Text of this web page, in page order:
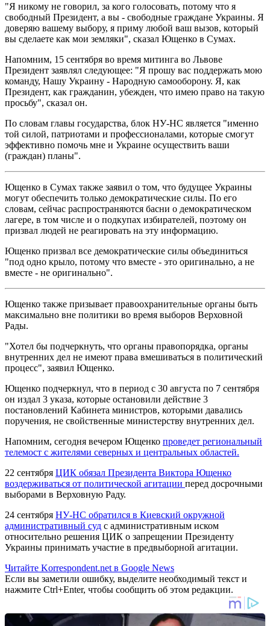
"Я никому не говорил, за кого голосовать, потому что я
свободный Президент, а вы - свободные граждане Украины. Я
доверяю вашему выбору, я приму любой ваш вызов, который
вы сделаете как мои земляки", сказал Ющенко в Сумах.
Напомним, 15 сентября во время митинга во Львове
Президент заявлял следующее: "Я прошу вас поддержать мою
команду, Нашу Украину - Народную самооборону. Я, как
Президент, как гражданин, убежден, что имею право на такую
просьбу", сказал он.
По словам главы государства, блок НУ-НС является "именно
той силой, патриотами и профессионалами, которые смогут
эффективно помочь мне и Украине осуществить ваши
(граждан) планы".
Ющенко в Сумах также заявил о том, что будущее Украины
могут обеспечить только демократические силы. По его
словам, сейчас распространяются басни о демократическом
лагере, в том числе и о подкупах избирателей, поэтому он
призвал людей не реагировать на эту информацию.
Ющенко призвал все демократические силы объединиться
"под одно крыло, потому что вместе - это оригинально, а не
вместе - не оригинально".
Ющенко также призывает правоохранительные органы быть
максимально вне политики во время выборов Верховной
Рады.
"Хотел бы подчеркнуть, что органы правопорядка, органы
внутренних дел не имеют права вмешиваться в политический
процесс", заявил Ющенко.
Ющенко подчеркнул, что в период с 30 августа по 7 сентября
он издал 3 указа, которые остановили действие 3
постановлений Кабинета министров, которыми давались
поручения, не свойственные министерству внутренних дел.
Напомним, сегодня вечером Ющенко проведет региональный
телемост с жителями северных и центральных областей.
22 сентября ЦИК обязал Президента Виктора Ющенко
воздерживаться от политической агитации перед досрочными
выборами в Верховную Раду.
24 сентября НУ-НС обратился в Киевский окружной
административный суд с административным иском
относительно решения ЦИК о запрещении Президенту
Украины принимать участие в предвыборной агитации.
Читайте Korrespondent.net в Google News
Если вы заметили ошибку, выделите необходимый текст и
нажмите Ctrl+Enter, чтобы сообщить об этом редакции.